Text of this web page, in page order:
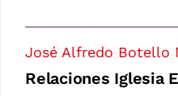
José Alfredo Botello
Relaciones Iglesia